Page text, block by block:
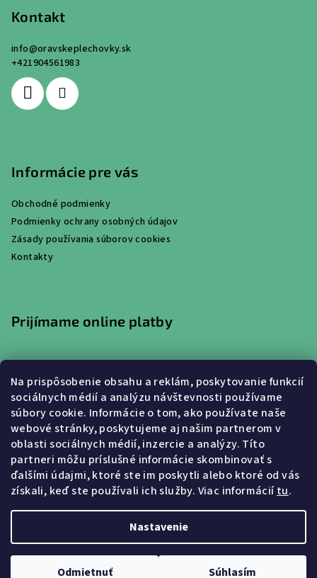
Na prispôsobenie obsahu a reklám, poskytovanie funkcií
sociálnych médií a analýzu návštevnosti používame
súbory cookie. Informácie o tom, ako používate naše
webové stránky, poskytujeme aj našim partnerom v
oblasti sociálnych médií, inzercie a analýzy. Títo
partneri môžu príslušné informácie skombinovať s
ďalšími údajmi, ktoré ste im poskytli alebo ktoré od vás
získali, keď ste používali ich služby. Viac informáciítu.
Nastavenie
Odmietnuť Súhlasím
Kontakt
info@oravskeplechovky.sk
+421904561983
Informácie pre vás
Obchodné podmienky
Podmienky ochrany osobných údajov
Zásady používania súborov cookies
Kontakty
Prijímame online platby
Nákupný košík
0ks /€0
Upraviť nastavenie cookies